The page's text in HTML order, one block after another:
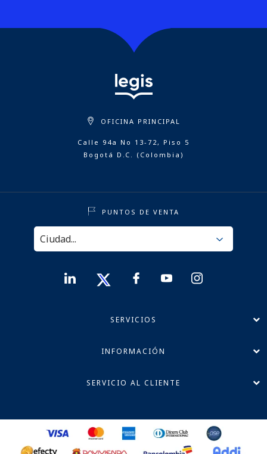
OFICINA PRINCIPAL
Calle 94a No 13-72, Piso 5
Bogotá D.C. (Colombia)
PUNTOS DE VENTA
SERVICIOS
INFORMACIÓN
SERVICIO AL CLIENTE